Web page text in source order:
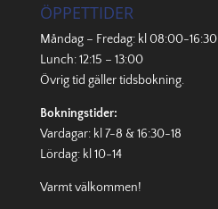
ÖPPETTIDER
Måndag – Fredag: kl 08:00-16:30
Lunch: 12:15 – 13:00
Övrig tid gällertidsbokning.
Bokningstider:
Vardagar: kl 7-8 & 16:30-18
Lördag: kl 10-14
Varmt välkommen!